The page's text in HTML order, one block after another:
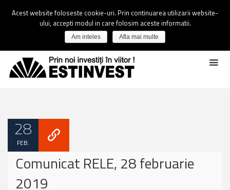
28
FEB.
Comunicat RELE, 28 februarie
2019
Acest website foloseste cookie-uri. Prin continuarea utilizarii website-
ului, accepti modul in care folosim aceste informatii.
Am inteles Afla mai multe